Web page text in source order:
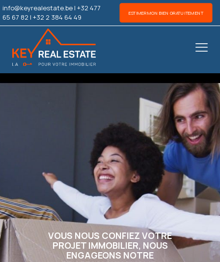
info@keyrealestate.be | +32 477
65 67 82 | +32 2 384 64 49 ESTIMER MON BIEN GRATUITEMENT
VOUS NOUS CONFIEZ VOTRE
PROJET IMMOBILIER, NOUS
ENGAGEONS NOTRE